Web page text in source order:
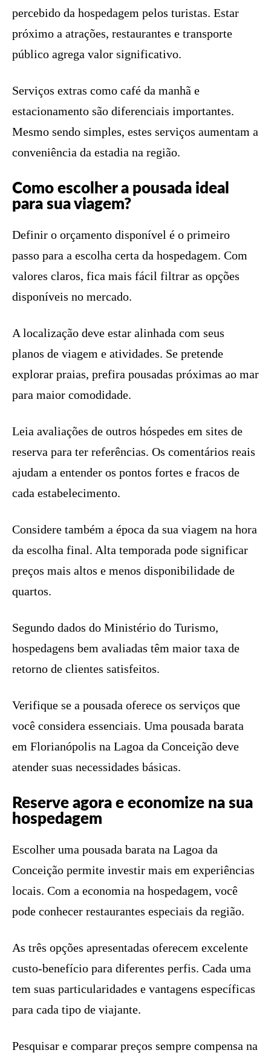
percebido da hospedagem pelos turistas. Estar
próximo a atrações, restaurantes e transporte
público agrega valor significativo.
Serviços extras como café da manhã e
estacionamento são diferenciais importantes.
Mesmo sendo simples, estes serviços aumentam a
conveniência da estadia na região.
Como escolher a pousada ideal
para sua viagem?
Definir o orçamento disponível é o primeiro
passo para a escolha certa da hospedagem. Com
valores claros, fica mais fácil filtrar as opções
disponíveis no mercado.
A localização deve estar alinhada com seus
planos de viagem e atividades. Se pretende
explorar praias, prefira pousadas próximas ao mar
para maior comodidade.
Leia avaliações de outros hóspedes em sites de
reserva para ter referências. Os comentários reais
ajudam a entender os pontos fortes e fracos de
cada estabelecimento.
Considere também a época da sua viagem na hora
da escolha final. Alta temporada pode significar
preços mais altos e menos disponibilidade de
quartos.
Segundo dados do Ministério do Turismo,
hospedagens bem avaliadas têm maior taxa de
retorno de clientes satisfeitos.
Verifique se a pousada oferece os serviços que
você considera essenciais. Uma pousada barata
em Florianópolis na Lagoa da Conceição deve
atender suas necessidades básicas.
Reserve agora e economize na sua
hospedagem
Escolher uma pousada barata na Lagoa da
Conceição permite investir mais em experiências
locais. Com a economia na hospedagem, você
pode conhecer restaurantes especiais da região.
As três opções apresentadas oferecem excelente
custo-benefício para diferentes perfis. Cada uma
tem suas particularidades e vantagens específicas
para cada tipo de viajante.
Pesquisar e comparar preços sempre compensa na